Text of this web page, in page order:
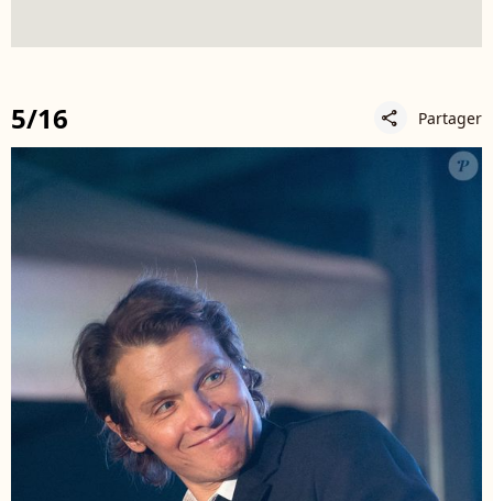
5/16 share Partager